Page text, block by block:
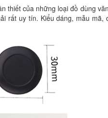
thiết của những loại đồ dùng
rất uy tín. Kiểu dáng, mẫu mã,